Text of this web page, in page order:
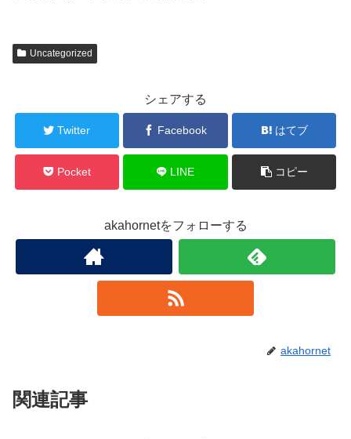
Uncategorized
シェアする
Twitter Facebook はてブ
Pocket LINE コピー
akahornetをフォローする
akahornet
関連記事